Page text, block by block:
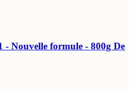
Nouvelle formule - 800g De